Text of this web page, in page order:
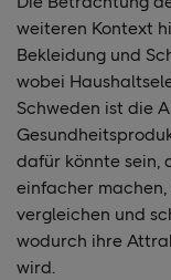
weiteren Kontext
Bekleidung und
wobei
Schweden ist die
dafür könnte sein,
einfacher
vergleichen und
wodurch ihre
wird.